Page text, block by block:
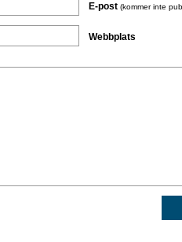
E-post (kommer inte
Webbplats